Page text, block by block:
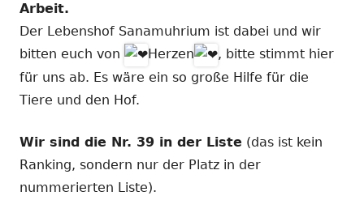
Arbeit.
Der Lebenshof Sanamuhrium ist dabei und wir
bitten euch von
Herzen
, bitte stimmt hier
für uns ab. Es wäre ein so große Hilfe für die
Tiere und den Hof.
Wir sind die Nr. 39 in der Liste (das ist kein
Ranking, sondern nur der Platz in der
nummerierten Liste).